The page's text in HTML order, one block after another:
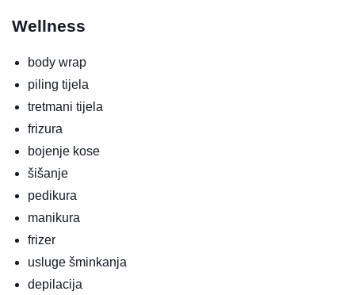
Wellness
body wrap
piling tijela
tretmani tijela
frizura
bojenje kose
šišanje
pedikura
manikura
frizer
usluge šminkanja
depilacija